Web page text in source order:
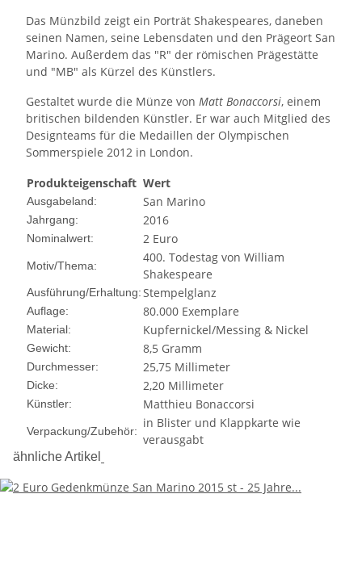
Das Münzbild zeigt ein Porträt Shakespeares, daneben
seinen Namen, seine Lebensdaten und den Prägeort San
Marino. Außerdem das "R" der römischen Prägestätte
und "MB" als Kürzel des Künstlers.
Gestaltet wurde die Münze von Matt Bonaccorsi, einem
britischen bildenden Künstler. Er war auch Mitglied des
Designteams für die Medaillen der Olympischen
Sommerspiele 2012 in London.
Produkteigenschaft Wert
Ausgabeland: San Marino
Jahrgang: 2016
Nominalwert: 2 Euro
Motiv/Thema:
400. Todestag von William
Shakespeare
Ausführung/Erhaltung:Stempelglanz
Auflage: 80.000 Exemplare
Material: Kupfernickel/Messing & Nickel
Gewicht: 8,5 Gramm
Durchmesser: 25,75 Millimeter
Dicke: 2,20 Millimeter
Künstler: Matthieu Bonaccorsi
Verpackung/Zubehör:
in Blister und Klappkarte wie
verausgabt
ähnliche Artikel